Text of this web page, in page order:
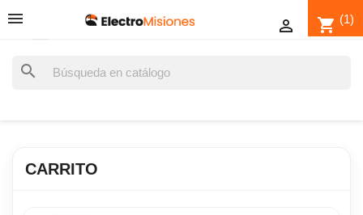
shopping_cart (1)

search
CARRITO